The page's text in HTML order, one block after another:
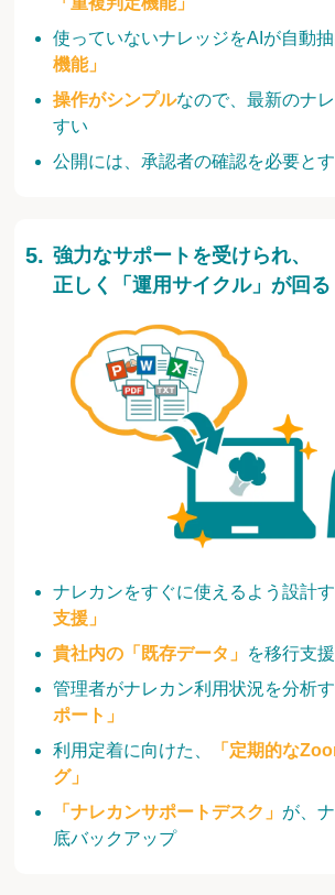
使っていないナレッジをAIが自動
機能」
操作がシンプルなので、最新のナ
すい
公開には、承認者の確認を必要と
ナレカンをすぐに使えるよう設計す
支援」
貴社内の「既存データ」 を移行支援
管理者がナレカン利用状況を分析
ポート」
利用定着に向けた、
「定期的な
グ」
「ナレカンサポートデスク」 が、
底バックアップ
強力なサポートを受けられ、
正しく「運用サイクル」が回る